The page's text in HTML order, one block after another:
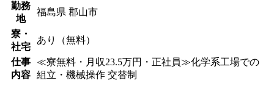
勤務
地
福島県 郡山市
寮・
社宅
あり（無料）
仕事
内容
≪寮無料・月収23.5万円・正社員≫化学系工場での
組立・機械操作 交替制